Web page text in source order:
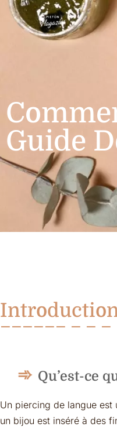
Guide
Qu’est-ce
Un piercing de langue est
un bijou est inséré à des